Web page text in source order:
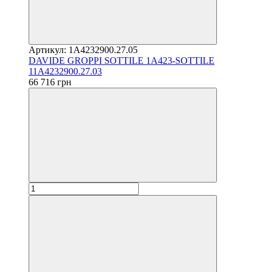
Артикул: 1A4232900.27.05
DAVIDE GROPPI SOTTILE 1A423-SOTTILE
11A4232900.27.03
66 716 грн